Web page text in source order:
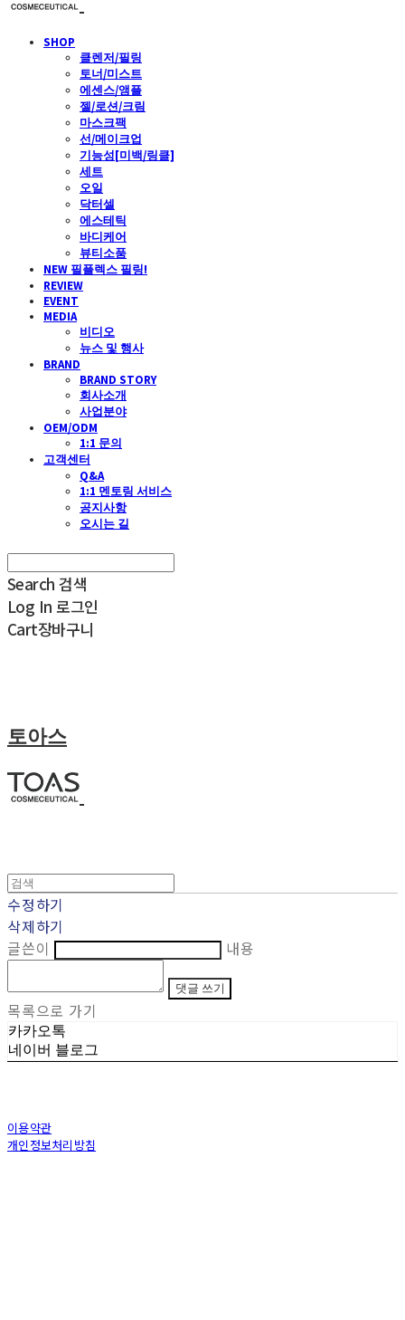
SHOP
클렌저/필링
토너/미스트
에센스/앰플
젤/로션/크림
마스크팩
선/메이크업
기능성[미백/링클]
세트
오일
닥터셀
에스테틱
바디케어
뷰티소품
NEW 필플렉스 필링!
REVIEW
EVENT
MEDIA
비디오
뉴스 및 행사
BRAND
BRAND STORY
회사소개
사업분야
OEM/ODM
1:1 문의
고객센터
Q&A
1:1 멘토링 서비스
공지사항
오시는 길
Search 검색
Log In 로그인
Cart장바구니
토아스
수정하기
삭제하기
글쓴이
내용
댓글 쓰기
목록으로 가기
카카오톡
네이버 블로그
이용약관
개인정보처리방침